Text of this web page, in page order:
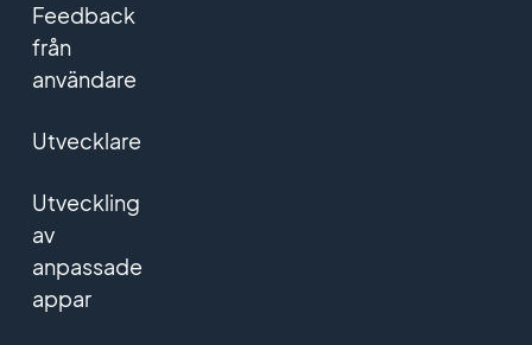
Feedback
från
användare
Utvecklare
Utveckling
av
anpassade
appar